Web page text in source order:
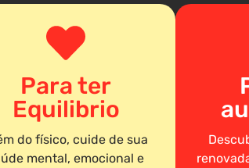
Para ter
Equilibrio
do físico, cuide de sua
mental, emocional e